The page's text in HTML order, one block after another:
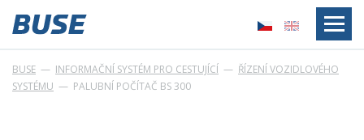
BUSE — INFORMAČNÍ SYSTÉM PRO CESTUJÍCÍ — ŘÍZENÍ VOZIDLOVÉHO
SYSTÉMU — PALUBNÍ POČÍTAČ BS 300